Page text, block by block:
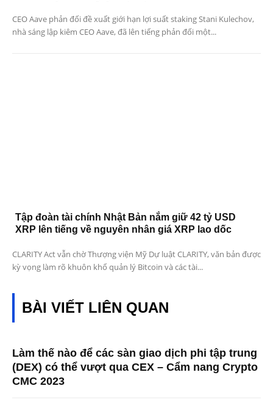
CEO Aave phản đối đề xuất giới hạn lợi suất staking Stani Kulechov,
nhà sáng lập kiêm CEO Aave, đã lên tiếng phản đối một...
Tập đoàn tài chính Nhật Bản nắm giữ 42 tỷ USD
XRP lên tiếng về nguyên nhân giá XRP lao dốc
CLARITY Act vẫn chờ Thượng viện Mỹ Dự luật CLARITY, văn bản được
kỳ vọng làm rõ khuôn khổ quản lý Bitcoin và các tài...
BÀI VIẾT LIÊN QUAN
Làm thế nào để các sàn giao dịch phi tập trung
(DEX) có thể vượt qua CEX – Cẩm nang Crypto
CMC 2023